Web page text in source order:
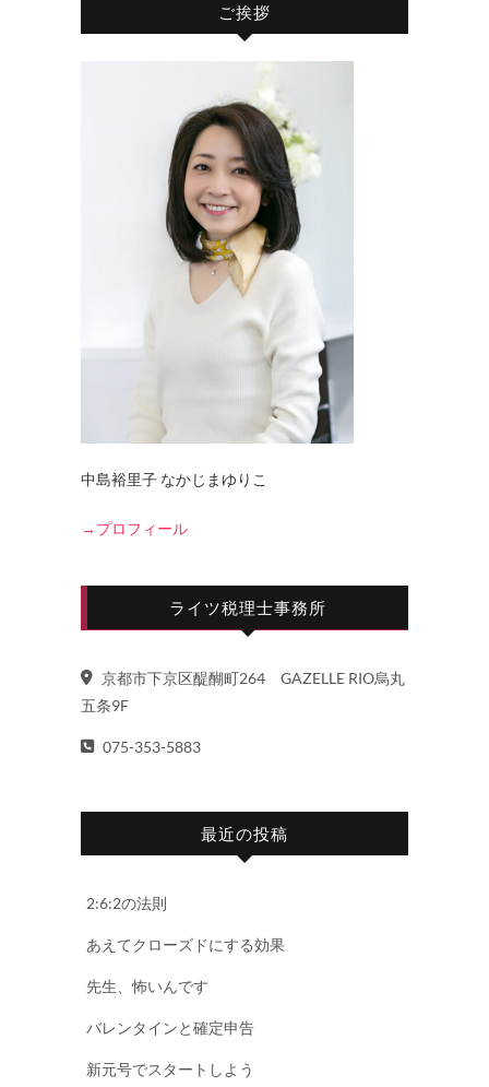
ご挨拶
中島裕里子 なかじまゆりこ
→プロフィール
ライツ税理士事務所
京都市下京区醍醐町264 GAZELLE RIO烏丸
五条9F
075-353-5883
最近の投稿
2:6:2の法則
あえてクローズドにする効果
先生、怖いんです
バレンタインと確定申告
新元号でスタートしよう